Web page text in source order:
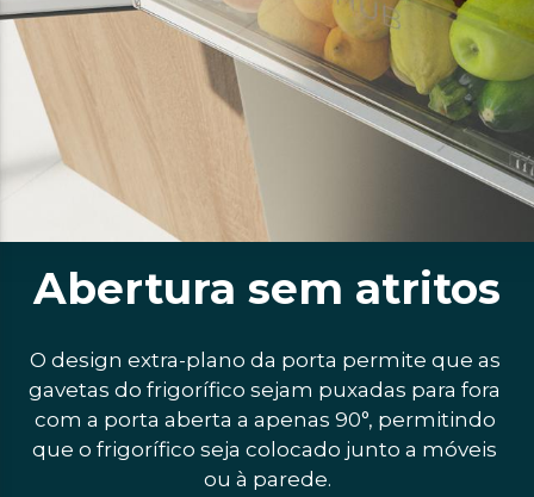
Abertura sem atritos
O design extra-plano da porta permite que as
gavetas do frigorífico sejam puxadas para fora
com a porta aberta a apenas 90°, permitindo
que o frigorífico seja colocado junto a móveis
ou à parede.